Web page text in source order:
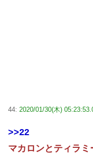
44: 2020/01/30(木)
>>22
マカロンとティラミ